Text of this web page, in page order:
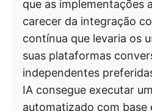
que as implementações
carecer da integração
contínua que levaria os
suas plataformas
independentes
IA consegue executar
automatizado com base